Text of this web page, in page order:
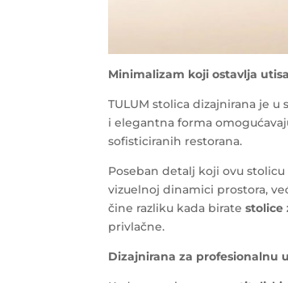
Minimalizam koji ostavlja
TULUM stolica dizajnirana je
i elegantna forma
sofisticiranih restorana.
Poseban detalj koji ovu
vizuelnoj dinamici prostora,
čine razliku kada biratestolice
privlačne.
Dizajnirana za profesionalnu